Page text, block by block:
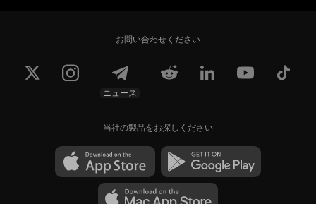
お問い合わせください
ニュース
当社の製品をお探しください